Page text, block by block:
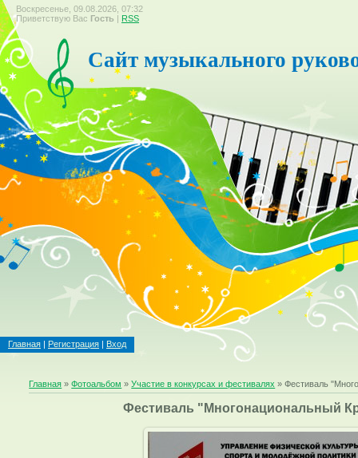
Воскресенье, 09.08.2026, 07:32
Приветствую Вас Гость | RSS
Сайт музыкального
Главная | Регистрация | Вход
Главная »Фотоальбом »Участие в конкурсах и фестивалях » Фестиваль
Фестиваль "Многонациональный